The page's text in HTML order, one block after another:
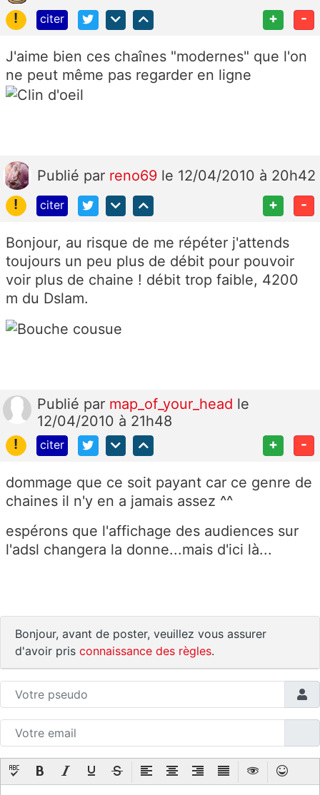
!
citer + -
J'aime bien ces chaînes "modernes" que l'on
ne peut même pas regarder en ligne
Publié par reno69 le 12/04/2010 à 20h42
!
citer + -
Bonjour, au risque de me répéter j'attends
toujours un peu plus de débit pour pouvoir
voir plus de chaine ! débit trop faible, 4200
m du Dslam.
Publié par map_of_your_head le
12/04/2010 à 21h48
!
citer + -
dommage que ce soit payant car ce genre de
chaines il n'y en a jamais assez ^^
espérons que l'affichage des audiences sur
l'adsl changera la donne...mais d'ici là...
Bonjour, avant de poster, veuillez vous assurer
d'avoir pris connaissance des règles.